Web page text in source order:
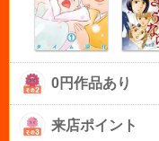
0円作品あり
来店ポイント